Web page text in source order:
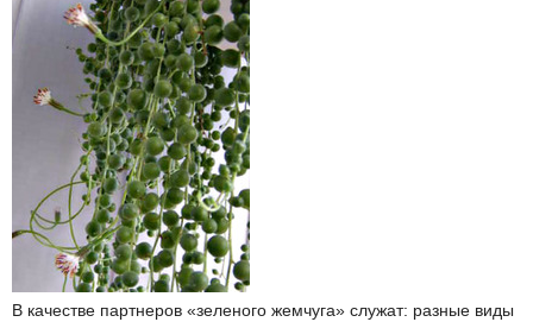
В качестве партнеров «зеленого жемчуга» служат: разные виды